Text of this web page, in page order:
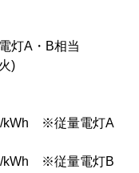
灯A・B相当
)
/kWh ※従量電灯A
/kWh ※従量電灯B